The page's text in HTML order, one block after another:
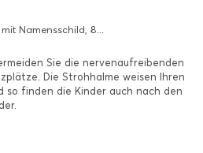
Namensschild, 8...
Sie die nervenaufreibenden
Die Strohhalme weisen Ihren
so finden die Kinder auch nach den